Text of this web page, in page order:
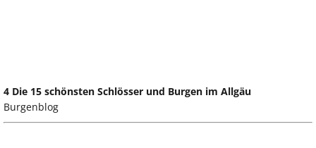
4 Die 15 schönsten Schlösser und Burgen im Allgäu
Burgenblog